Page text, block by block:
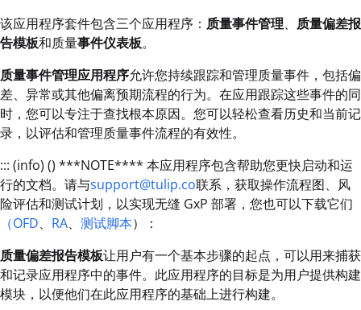
该应用程序套件包含三个应用程序： 质量事件管理、 质量偏差报
告模板和质量事件仪表板。
质量事件管理应用程序允许您持续跟踪和管理质量事件，包括偏
差、异常或其他偏离预期流程的行为。在应用跟踪这些事件的同
时，您可以专注于查找根本原因。您可以轻松查看历史和当前记
录，以评估和管理质量事件流程的有效性。
::: (info) () ***NOTE**** 本应用程序包含帮助您更快启动和运
行的文档。请与support@tulip.co联系，获取操作流程图、风
险评估和测试计划，以实现无缝 GxP 部署，您也可以下载它们
（OFD、 RA、 测试脚本）：
质量偏差报告模板让用户有一个基本步骤的起点，可以用来捕获
和记录应用程序中的事件。此应用程序的目标是为用户提供构建
模块，以便他们在此应用程序的基础上进行构建。